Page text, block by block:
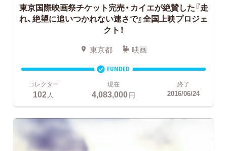
東京国際映画祭チケット完売・カイエが絶賛した『走
れ、絶望に追いつかれない速さで』全国上映プロジェ
クト！
東京都 映画
FUNDED
コレクター
102 人
現在
4,083,000円
終了
2016/06/24